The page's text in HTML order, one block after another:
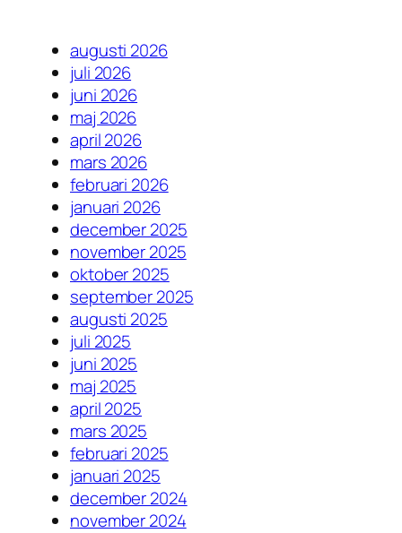
augusti 2026
juli 2026
juni 2026
maj 2026
april 2026
mars 2026
februari 2026
januari 2026
december 2025
november 2025
oktober 2025
september 2025
augusti 2025
juli 2025
juni 2025
maj 2025
april 2025
mars 2025
februari 2025
januari 2025
december 2024
november 2024